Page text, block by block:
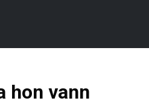
hon vann